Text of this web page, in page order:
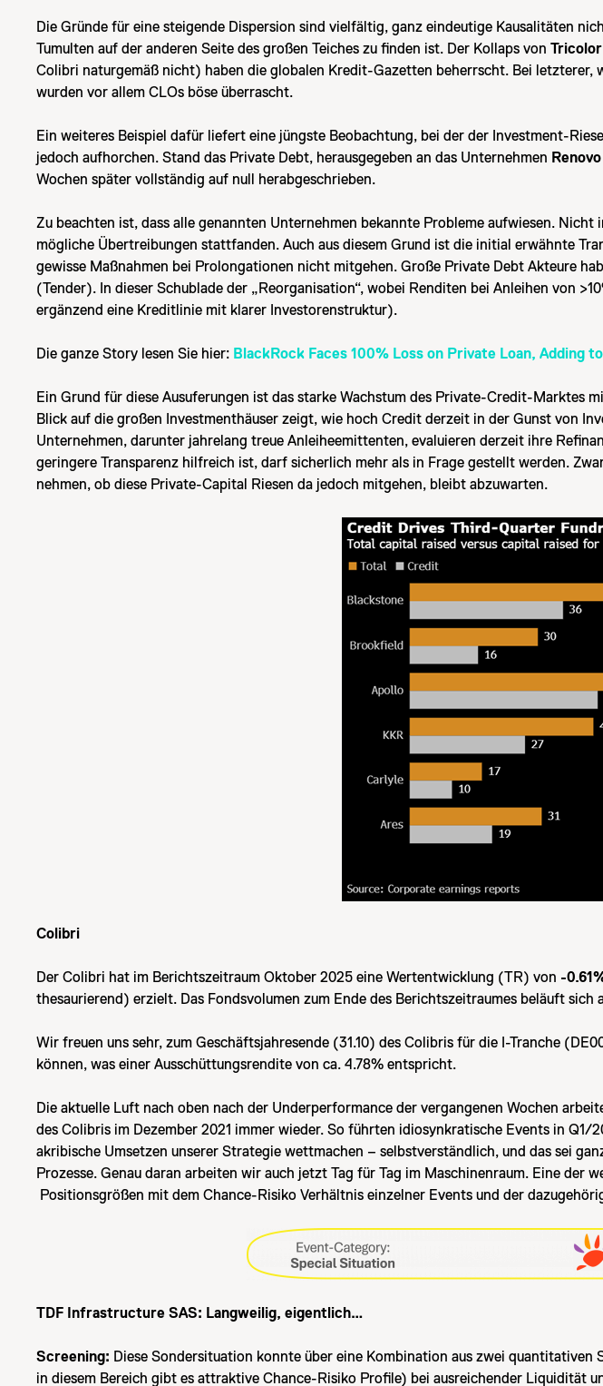
Die Gründe für eine steigende Dispersion sind vielfältig, ganz eindeutige Kausalitäten
Tumulten auf der anderen Seite des großen Teiches zu finden ist. Der Kollaps von
Colibri naturgemäß nicht) haben die globalen Kredit-Gazetten beherrscht. Bei letzterer,
wurden vor allem CLOs böse überrascht.
Ein weiteres Beispiel dafür liefert eine jüngste Beobachtung, bei der der Investment-
jedoch aufhorchen. Stand das Private Debt, herausgegeben an das Unternehmen
Wochen später vollständig auf null herabgeschrieben.
Zu beachten ist, dass alle genannten Unternehmen bekannte Probleme aufwiesen.
mögliche Übertreibungen stattfanden. Auch aus diesem Grund ist die initial erwähnte
gewisse Maßnahmen bei Prolongationen nicht mitgehen. Große Private Debt Akteure
(Tender). In dieser Schublade der „Reorganisation“, wobei Renditen bei Anleihen von
ergänzend eine Kreditlinie mit klarer Investorenstruktur).
Die ganze Story lesen Sie hier: BlackRock Faces 100% Loss on Private Loan, Adding
Ein Grund für diese Ausuferungen ist das starke Wachstum des Private-Credit-Marktes
Blick auf die großen Investmenthäuser zeigt, wie hoch Credit derzeit in der Gunst von
Unternehmen, darunter jahrelang treue Anleiheemittenten, evaluieren derzeit ihre
geringere Transparenz hilfreich ist, darf sicherlich mehr als in Frage gestellt werden.
nehmen, ob diese Private-Capital Riesen da jedoch mitgehen, bleibt abzuwarten.
Colibri
Der Colibri hat im Berichtszeitraum Oktober 2025 eine Wertentwicklung (TR) von -
thesaurierend) erzielt. Das Fondsvolumen zum Ende des Berichtszeitraumes beläuft sich
Wir freuen uns sehr, zum Geschäftsjahresende (31.10) des Colibris für die I-Tranche
können, was einer Ausschüttungsrendite von ca. 4.78% entspricht.
Die aktuelle Luft nach oben nach der Underperformance der vergangenen Wochen
des Colibris im Dezember 2021 immer wieder. So führten idiosynkratische Events in
akribische Umsetzen unserer Strategie wettmachen – selbstverständlich, und das sei
Prozesse. Genau daran arbeiten wir auch jetzt Tag für Tag im Maschinenraum. Eine der
Positionsgrößen mit dem Chance-Risiko Verhältnis einzelner Events und der
TDF Infrastructure SAS: Langweilig, eigentlich…
Screening: Diese Sondersituation konnte über eine Kombination aus zwei
in diesem Bereich gibt es attraktive Chance-Risiko Profile) bei ausreichender Liquidität